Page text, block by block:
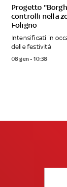
Progetto
controlli nella
Foligno
Intensificati in
delle festività
08 gen - 10:38